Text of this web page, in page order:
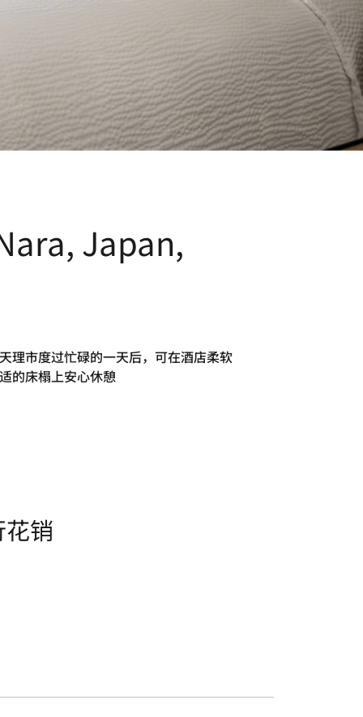
Japan,
理市度过忙碌的一天后，可在酒店柔软
的床榻上安心休憩
销